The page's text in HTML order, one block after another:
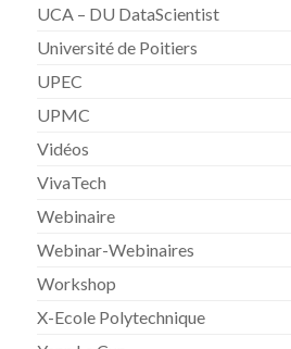
UCA – DU DataScientist
Université de Poitiers
UPEC
UPMC
Vidéos
VivaTech
Webinaire
Webinar-Webinaires
Workshop
X-Ecole Polytechnique